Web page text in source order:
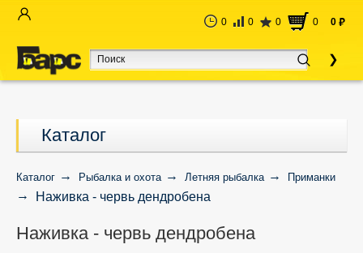
0 0 0 0 0 руб
Каталог
Каталог Рыбалка и охота Летняя рыбалка Приманки
Наживка - червь дендробена
Наживка - червь дендробена